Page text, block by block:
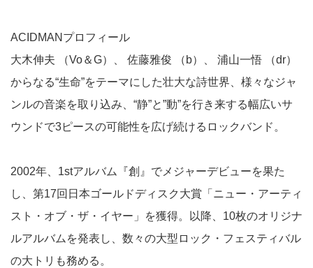
ACIDMANプロフィール
大木伸夫 （Vo＆G）、 佐藤雅俊 （b）、 浦山一悟 （dr）
からなる“生命”をテーマにした壮大な詩世界、様々なジャ
ンルの音楽を取り込み、“静”と”動”を行き来する幅広いサ
ウンドで3ピースの可能性を広げ続けるロックバンド。
2002年、1stアルバム『創』でメジャーデビューを果た
し、第17回日本ゴールドディスク大賞「ニュー・アーティ
スト・オブ・ザ・イヤー」を獲得。以降、10枚のオリジナ
ルアルバムを発表し、数々の大型ロック・フェスティバル
の大トリも務める。